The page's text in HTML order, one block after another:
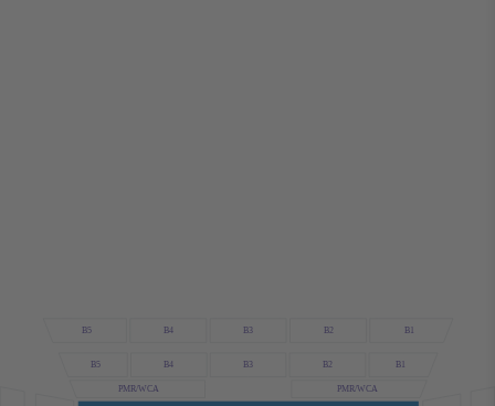
B5 B4 B3 B2 B1
B1
B2
B3
B4
B5
PMR/WCA
PMR/WCA